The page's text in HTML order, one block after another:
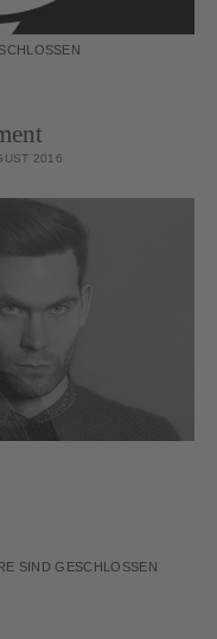
2016
SIND GESCHLOSSEN